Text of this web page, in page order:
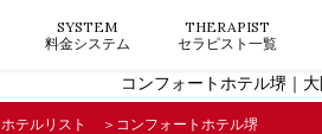
SYSTEM
料金システム
THERAPIST
セラピスト一覧
コンフォートホテル堺｜
ホテルリスト コンフォートホテル堺